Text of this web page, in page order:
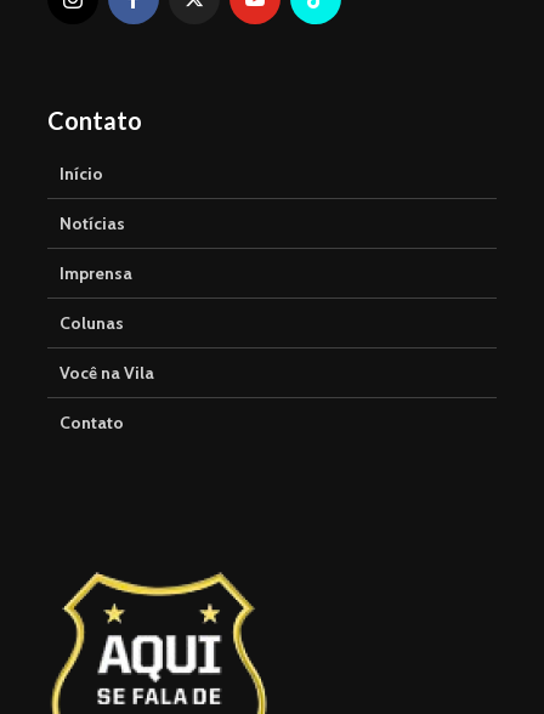
Contato
Início
Notícias
Imprensa
Colunas
Você na Vila
Contato